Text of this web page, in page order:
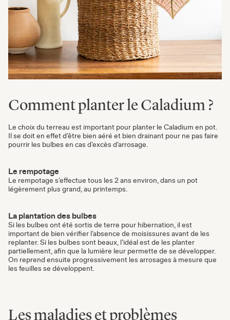
Comment planter le Caladium ?
Le choix du terreau est important pour planter le Caladium en pot.
Il se doit en effet d’être bien aéré et bien drainant pour ne pas faire
pourrir les bulbes en cas d’excès d’arrosage.
Le rempotage
Le rempotage s’effectue tous les 2 ans environ, dans un pot
légèrement plus grand, au printemps.
La plantation des bulbes
Si les bulbes ont été sortis de terre pour hibernation, il est
important de bien vérifier l’absence de moisissures avant de les
replanter. Si les bulbes sont beaux, l’idéal est de les planter
partiellement, afin que la lumière leur permette de se développer.
On reprend ensuite progressivement les arrosages à mesure que
les feuilles se développent.
Les maladies et problèmes